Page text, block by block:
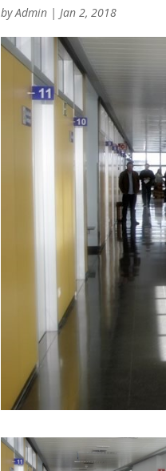
byAdmin |Jan 2, 2018